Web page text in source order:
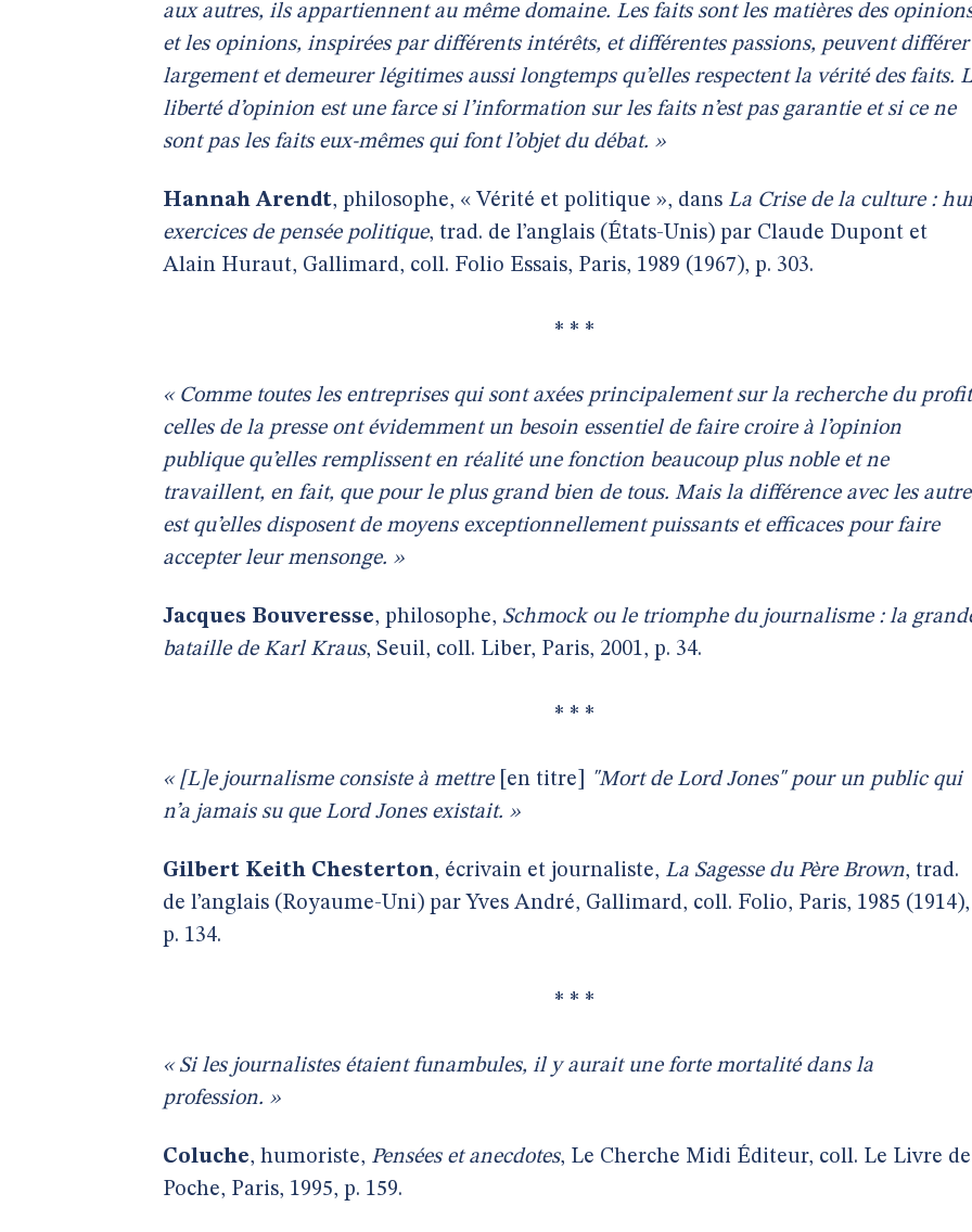
aux autres, ils appartiennent au même domaine. Les faits sont les matières des
et les opinions, inspirées par différents intérêts, et différentes passions, peuvent différer
largement et demeurer légitimes aussi longtemps qu’elles respectent la vérité des faits.
liberté d’opinion est une farce si l’information sur les faits n’est pas garantie et si ce ne
sont pas les faits eux-mêmes qui font l’objet du débat. »
Hannah Arendt, philosophe, « Vérité et politique », dans La Crise de la culture :
exercices de pensée politique, trad. de l’anglais (États-Unis) par Claude Dupont et
Alain Huraut, Gallimard, coll. Folio Essais, Paris, 1989 (1967), p. 303.
* * *
« Comme toutes les entreprises qui sont axées principalement sur la recherche du
celles de la presse ont évidemment un besoin essentiel de faire croire à l’opinion
publique qu’elles remplissent en réalité une fonction beaucoup plus noble et ne
travaillent, en fait, que pour le plus grand bien de tous. Mais la différence avec les
est qu’elles disposent de moyens exceptionnellement puissants et efficaces pour faire
accepter leur mensonge. »
Jacques Bouveresse, philosophe, Schmock ou le triomphe du journalisme : la
bataille de Karl Kraus, Seuil, coll. Liber, Paris, 2001, p. 34.
* * *
« [L]e journalisme consiste à mettre [en titre]
"Mort de Lord Jones" pour un public qui
n’a jamais su que Lord Jones existait. »
Gilbert Keith Chesterton, écrivain et journaliste, La Sagesse du Père Brown, trad.
de l’anglais (Royaume-Uni) par Yves André, Gallimard, coll. Folio, Paris, 1985 (1914),
p. 134.
* * *
« Si les journalistes étaient funambules, il y aurait une forte mortalité dans la
profession. »
Coluche, humoriste, Pensées et anecdotes, Le Cherche Midi Éditeur, coll. Le Livre de
Poche, Paris, 1995, p. 159.